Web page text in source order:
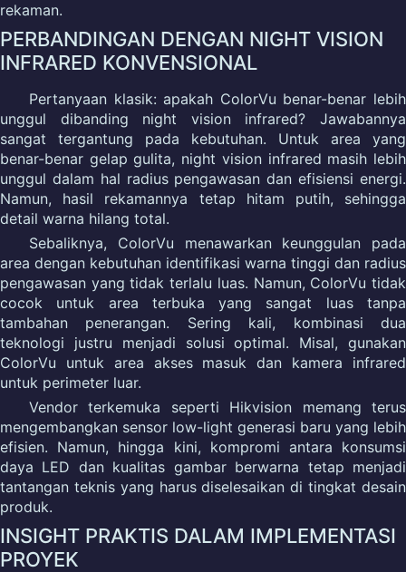
rekaman.
PERBANDINGAN DENGAN NIGHT VISION
INFRARED KONVENSIONAL
Pertanyaan klasik: apakah ColorVu benar-benar lebih
unggul dibanding night vision infrared? Jawabannya
sangat tergantung pada kebutuhan. Untuk area yang
benar-benar gelap gulita, night vision infrared masih lebih
unggul dalam hal radius pengawasan dan efisiensi energi.
Namun, hasil rekamannya tetap hitam putih, sehingga
detail warna hilang total.
Sebaliknya, ColorVu menawarkan keunggulan pada
area dengan kebutuhan identifikasi warna tinggi dan radius
pengawasan yang tidak terlalu luas. Namun, ColorVu tidak
cocok untuk area terbuka yang sangat luas tanpa
tambahan penerangan. Sering kali, kombinasi dua
teknologi justru menjadi solusi optimal. Misal, gunakan
ColorVu untuk area akses masuk dan kamera infrared
untuk perimeter luar.
Vendor terkemuka seperti Hikvision memang terus
mengembangkan sensor low-light generasi baru yang lebih
efisien. Namun, hingga kini, kompromi antara konsumsi
daya LED dan kualitas gambar berwarna tetap menjadi
tantangan teknis yang harus diselesaikan di tingkat desain
produk.
INSIGHT PRAKTIS DALAM IMPLEMENTASI
PROYEK